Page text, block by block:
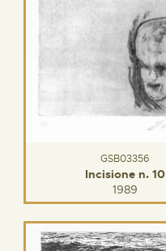
GSB03356
Incisione n. 10
1989